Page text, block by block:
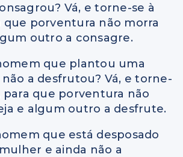
Vá, e torne-se à
que porventura não morra
outro a consagre.
que plantou uma
a desfrutou? Vá, e torne-
para que porventura não
e algum outro a desfrute.
que está desposado
e ainda não a